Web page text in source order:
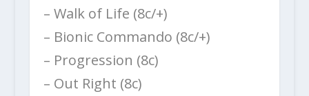
– Walk of Life (8c/+)
– Bionic Commando (8c/+)
– Progression (8c)
– Out Right (8c)